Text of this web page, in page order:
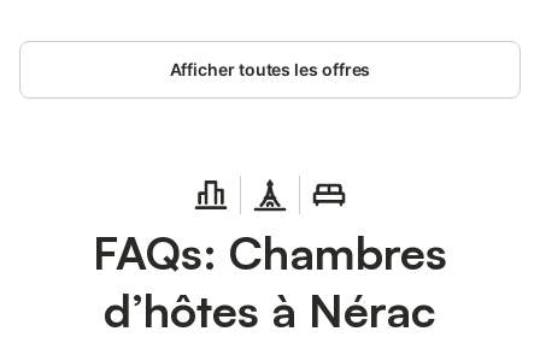
Afficher toutes les offres
FAQs: Chambres
d’hôtes à Nérac